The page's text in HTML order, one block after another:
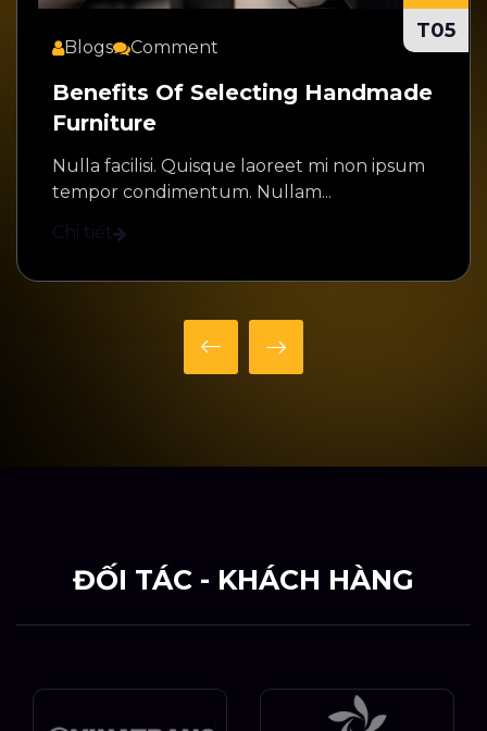
T05
Blogs Comment
Benefits Of Selecting Handmade
Furniture
Nulla facilisi. Quisque laoreet mi non ipsum
tempor condimentum. Nullam...
Chi tiết
ĐỐI TÁC - KHÁCH HÀNG